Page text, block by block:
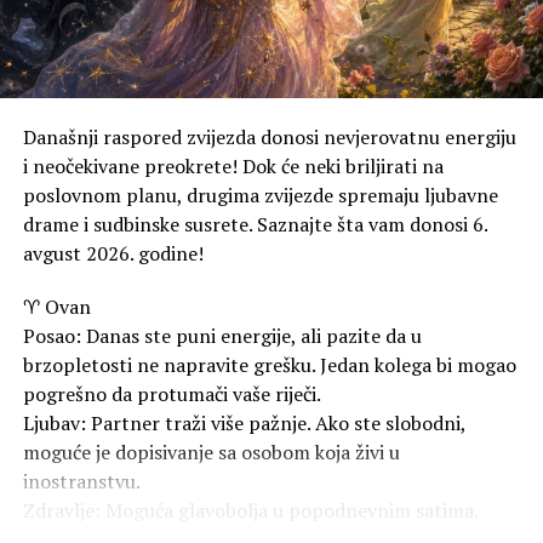
umora.
RAK
preuzimati tuđe obaveze na svoja leđa samo da biste
ugodili drugima.
Ljubav: Emocije su naglašene. Iskren razgovor s
partnerom rješava staru nesuglasicu.
Zdravlje: Prijaće vam večernja šetnja pored vode ili
opuštanje uz omiljenu muziku.
LAV
Posao: Sezona je vašeg rođendana i to se osjeti! Zračite
samopouzdanjem, a poslovni partneri jedva čekaju da
sarađuju s vama.
Današnji raspored zvijezda donosi nevjerovatnu energiju
i neočekivane preokrete! Dok će neki briljirati na
poslovnom planu, drugima zvijezde spremaju ljubavne
drame i sudbinske susrete. Saznajte šta vam donosi 6.
avgust 2026. godine!
♈ Ovan
Posao: Danas ste puni energije, ali pazite da u
brzopletosti ne napravite grešku. Jedan kolega bi mogao
pogrešno da protumači vaše riječi.
Ljubav: Partner traži više pažnje. Ako ste slobodni,
moguće je dopisivanje sa osobom koja živi u
inostranstvu.
Zdravlje: Moguća glavobolja u popodnevnim satima.